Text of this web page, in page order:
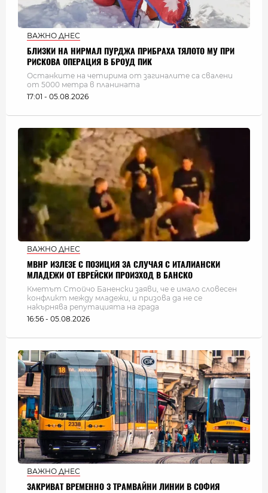
ВАЖНО ДНЕС
БЛИЗКИ НА НИРМАЛ ПУРДЖА ПРИБРАХА ТЯЛОТО МУ ПРИ
РИСКОВА ОПЕРАЦИЯ В БРОУД ПИК
Останките на четирима от загиналите са свалени
от 5000 метра в планината
17:01 - 05.08.2026
ВАЖНО ДНЕС
МВНР ИЗЛЕЗЕ С ПОЗИЦИЯ ЗА СЛУЧАЯ С ИТАЛИАНСКИ
МЛАДЕЖИ ОТ ЕВРЕЙСКИ ПРОИЗХОД В БАНСКО
Кметът Стойчо Баненски заяви, че е имало словесен
конфликт между младежи, и призова да не се
накърнява репутацията на града
16:56 - 05.08.2026
ВАЖНО ДНЕС
ЗАКРИВАТ ВРЕМЕННО 3 ТРАМВАЙНИ ЛИНИИ В СОФИЯ